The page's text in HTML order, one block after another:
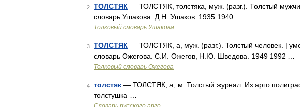
2 ТОЛСТЯК — ТОЛСТЯК, толстяка, муж. (разг.). Толстый
словарь Ушакова. Д.Н. Ушаков. 1935 1940 …
Толковый словарь Ушакова
3 ТОЛСТЯК — ТОЛСТЯК, а, муж. (разг.). Толстый человек. |
словарь Ожегова. С.И. Ожегов, Н.Ю. Шведова. 1949 1992 …
Толковый словарь Ожегова
4 толстяк — ТОЛСТЯК, а, м. Толстый журнал. Из арго
толстушка …